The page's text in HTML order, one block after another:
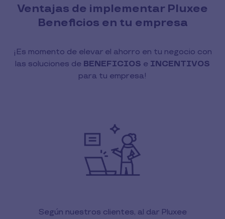
Ventajas de implementar Pluxee
Beneficios en tu empresa
¡Es momento de elevar el ahorro en tu negocio con
las soluciones de BENEFICIOS e INCENTIVOS
para tu empresa!
Según nuestros clientes, al dar Pluxee